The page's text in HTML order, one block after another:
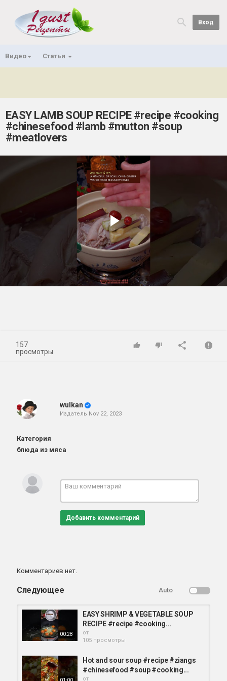
Вход
Видео Статьи
EASY LAMB SOUP RECIPE #recipe #cooking
#chinesefood #lamb #mutton #soup
#meatlovers
Play
Video
157
просмотры
wulkan
Издатель Nov 22, 2023
Категория
блюда из мяса
Добавить комментарий
Комментариев нет.
Следующее Auto
00:28
EASY SHRIMP & VEGETABLE SOUP
RECIPE #recipe #cooking...
от
105 просмотры
Hot and sour soup #recipe #ziangs
#chinesefood #soup #cooking...
от